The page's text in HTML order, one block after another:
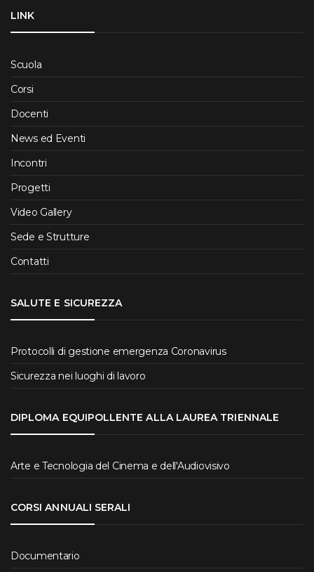
LINK
Scuola
Corsi
Docenti
News ed Eventi
Incontri
Progetti
Video Gallery
Sede e Strutture
Contatti
SALUTE E SICUREZZA
Protocolli di gestione emergenza Coronavirus
Sicurezza nei luoghi di lavoro
DIPLOMA EQUIPOLLENTE ALLA LAUREA TRIENNALE
Arte e Tecnologia del Cinema e dell'Audiovisivo
CORSI ANNUALI SERALI
Documentario